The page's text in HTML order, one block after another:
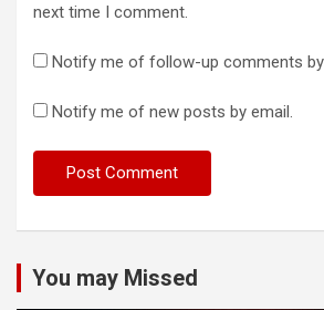
next time I comment.
Notify me of follow-up comments by
Notify me of new posts by email.
You may Missed